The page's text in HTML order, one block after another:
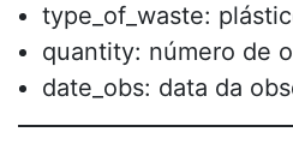
type_of_waste:
quantity: número de
date_obs: data da